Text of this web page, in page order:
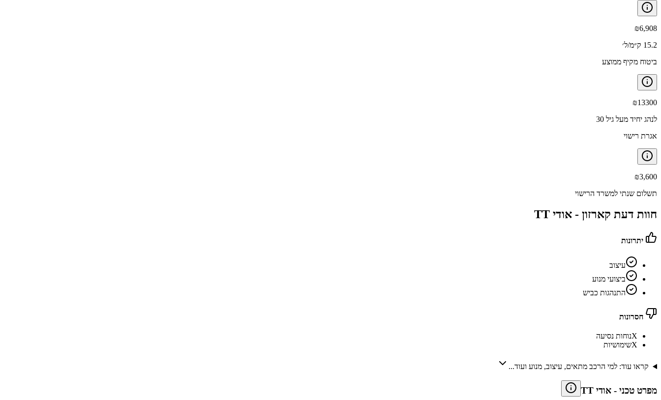
₪6,908
15.2 ק״מ/ל׳
ביטוח מקיף ממוצע
₪13300
לנהג יחיד מעל גיל 30
אגרת רישוי
₪3,600
תשלום שנתי למשרד הרישוי
חוות דעת קארזון - אודי TT
יתרונות
עיצוב
ביצועי מנוע
התנהגות כביש
חסרונות
Xנוחות נסיעה
Xשימושיות
קראו עוד: למי הרכב מתאים, עיצוב, מנוע ועוד...
מפרט טכני - אודי TT